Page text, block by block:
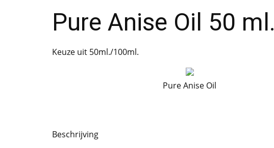
Pure Anise Oil 50 ml.
Keuze uit 50ml./100ml.
Pure Anise Oil
Beschrijving